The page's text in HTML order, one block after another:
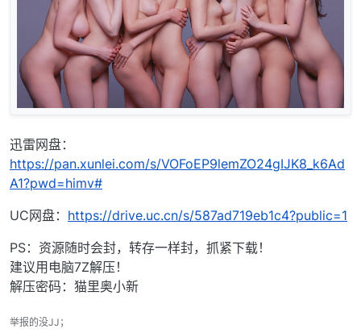
迅雷网盘：
https://pan.xunlei.com/s/VOFoEP9lemZO24gIJK8_k6Ad
A1?pwd=himv#
UC网盘： https://drive.uc.cn/s/587ad719eb1c4?public=1
PS：资源随时会封，转存一样封，抓紧下载！
建议用电脑7Z解压！
解压密码：猫里奥小新
举报的没JJ；